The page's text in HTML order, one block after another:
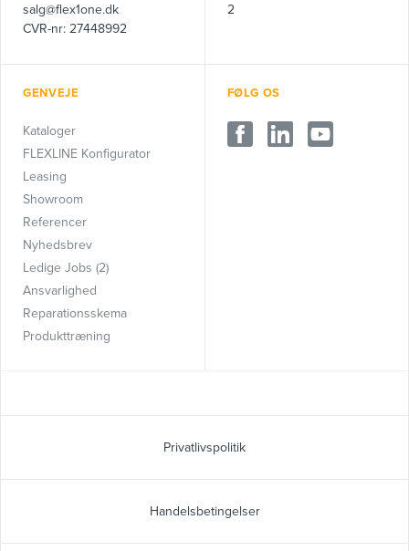
salg@flex1one.dk
CVR-nr: 27448992
2
GENVEJE
Kataloger
FLEXLINE Konfigurator
Leasing
Showroom
Referencer
Nyhedsbrev
Ledige Jobs (2)
Ansvarlighed
Reparationsskema
Produkttræning
FØLG OS
Privatlivspolitik
Handelsbetingelser